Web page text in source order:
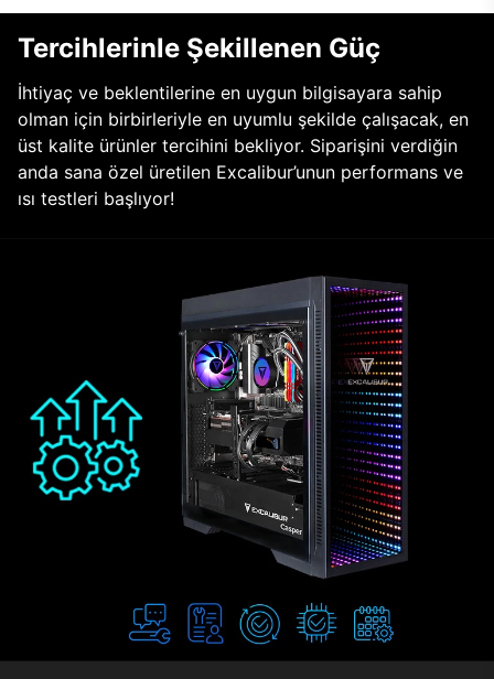
Tercihlerinle Şekillenen Güç
İhtiyaç ve beklentilerine en uygun bilgisayara sahip
olman için birbirleriyle en uyumlu şekilde çalışacak, en
üst kalite ürünler tercihini bekliyor. Siparişini verdiğin
anda sana özel üretilen Excalibur’unun performans ve
ısı testleri başlıyor!